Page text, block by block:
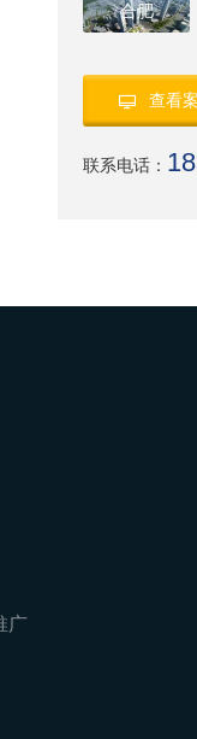
合肥
查看
联系电话：
广